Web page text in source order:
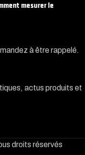
mesurer le
à être rappelé.
actus produits et
droits réservés